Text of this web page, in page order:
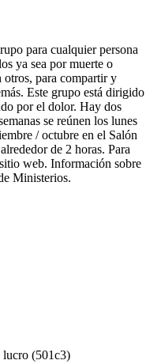
para cualquier persona
ya sea por muerte o
para compartir y
Este grupo está dirigido
por el dolor. Hay dos
se reúnen los lunes
/ octubre en el Salón
de 2 horas. Para
web. Información sobre
Ministerios.
lucro (501c3)